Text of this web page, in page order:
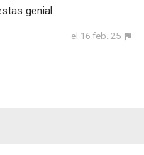
genial.
el 16 feb. 25